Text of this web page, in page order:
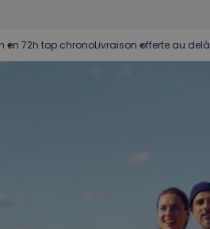
top chrono Livraison offerte au delà de 50€